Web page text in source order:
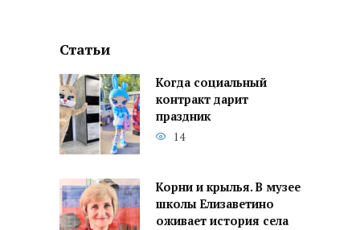
Статьи
Когда социальный
контракт дарит
праздник
14
Корни и крылья. В музее
школы Елизаветино
оживает история села